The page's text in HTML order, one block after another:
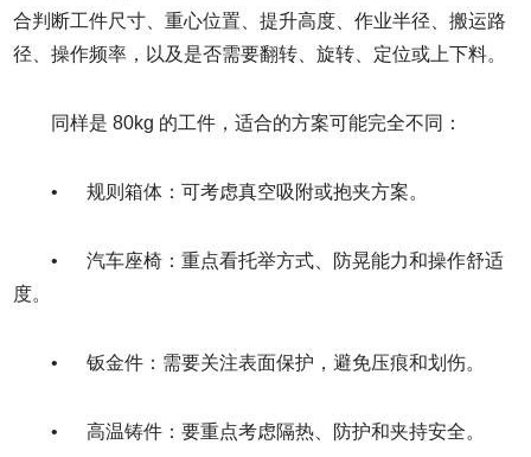
合判断工件尺寸、重心位置、提升高度、作业半径、搬运路
径、操作频率，以及是否需要翻转、旋转、定位或上下料。
同样是 80kg 的工件，适合的方案可能完全不同：
• 规则箱体：可考虑真空吸附或抱夹方案。
• 汽车座椅：重点看托举方式、防晃能力和操作舒适
度。
• 钣金件：需要关注表面保护，避免压痕和划伤。
• 高温铸件：要重点考虑隔热、防护和夹持安全。